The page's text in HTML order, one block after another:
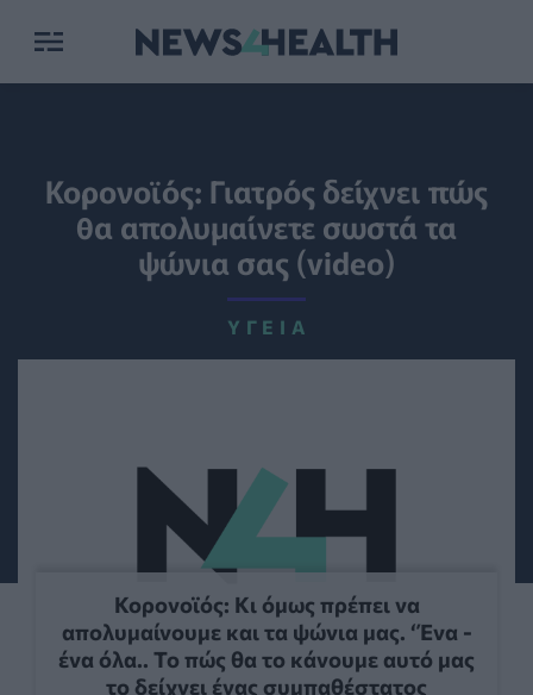
Κορονοϊός: Γιατρός δείχνει πώς
θα απολυμαίνετε σωστά τα
ψώνια σας (video)
ΥΓΕΊΑ
Κορονοϊός: Κι όμως πρέπει να
απολυμαίνουμε και τα ψώνια μας. ‘Ένα -
ένα όλα.. Το πώς θα το κάνουμε αυτό μας
το δείχνει ένας συμπαθέστατος